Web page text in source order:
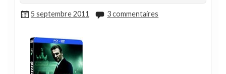
5 septembre 2011 3 commentaires